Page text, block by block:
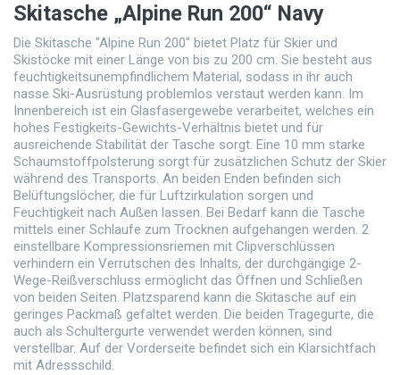
Skitasche „Alpine Run 200“ Navy
Die Skitasche "Alpine Run 200" bietet Platz für Skier und
Skistöcke mit einer Länge von bis zu 200 cm. Sie besteht aus
feuchtigkeitsunempfindlichem Material, sodass in ihr auch
nasse Ski-Ausrüstung problemlos verstaut werden kann. Im
Innenbereich ist ein Glasfasergewebe verarbeitet, welches ein
hohes Festigkeits-Gewichts-Verhältnis bietet und für
ausreichende Stabilität der Tasche sorgt. Eine 10 mm starke
Schaumstoffpolsterung sorgt für zusätzlichen Schutz der Skier
während des Transports. An beiden Enden befinden sich
Belüftungslöcher, die für Luftzirkulation sorgen und
Feuchtigkeit nach Außen lassen. Bei Bedarf kann die Tasche
mittels einer Schlaufe zum Trocknen aufgehangen werden. 2
einstellbare Kompressionsriemen mit Clipverschlüssen
verhindern ein Verrutschen des Inhalts, der durchgängige 2-
Wege-Reißverschluss ermöglicht das Öffnen und Schließen
von beiden Seiten. Platzsparend kann die Skitasche auf ein
geringes Packmaß gefaltet werden. Die beiden Tragegurte, die
auch als Schultergurte verwendet werden können, sind
verstellbar. Auf der Vorderseite befindet sich ein Klarsichtfach
mit Adressschild.